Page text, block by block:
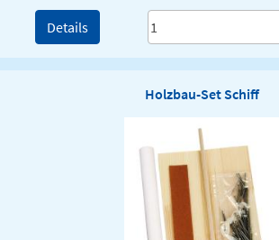
Details
Holzbau-Set Schiff